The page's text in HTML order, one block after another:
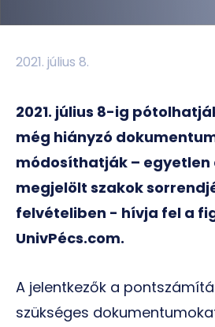
2021. július 8.
2021. július 8-ig
még hiányzó
módosíthatják – egyetlen
megjelölt szakok
felvételiben - hívja fel a
UnivPécs.com.
A jelentkezők a
szükséges